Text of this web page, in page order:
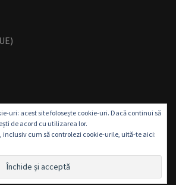
uri: acest site folosește cookie-uri. Dacă continui să
de acord cu utilizarea lor.
inclusiv cum să controlezi cookie-urile, uită-te aici: